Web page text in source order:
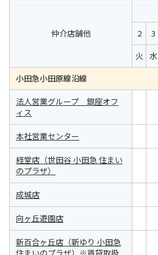
仲介店舗他 2 3
火 水
小田急小田原線沿線
法人営業グループ 銀座オフ
ィス
本社営業センター
経堂店（世田谷 小田急 住まい
のプラザ）
成城店
向ヶ丘遊園店
新百合ヶ丘店（新ゆり 小田急